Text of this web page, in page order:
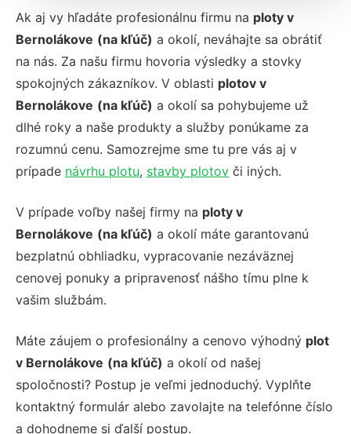
Ak aj vy hľadáte profesionálnu firmu na ploty v
Bernolákove (na kľúč) a okolí, neváhajte sa obrátiť
na nás. Za našu firmu hovoria výsledky a stovky
spokojných zákazníkov. V oblasti plotov v
Bernolákove (na kľúč) a okolí sa pohybujeme už
dlhé roky a naše produkty a služby ponúkame za
rozumnú cenu. Samozrejme sme tu pre vás aj v
prípade návrhu plotu, stavby plotov či iných.
V prípade voľby našej firmy na ploty v
Bernolákove (na kľúč) a okolí máte garantovanú
bezplatnú obhliadku, vypracovanie nezáväznej
cenovej ponuky a pripravenosť nášho tímu plne k
vašim službám.
Máte záujem o profesionálny a cenovo výhodný plot
v Bernolákove (na kľúč) a okolí od našej
spoločnosti? Postup je veľmi jednoduchý. Vyplňte
kontaktný formulár alebo zavolajte na telefónne číslo
a dohodneme si ďalší postup.